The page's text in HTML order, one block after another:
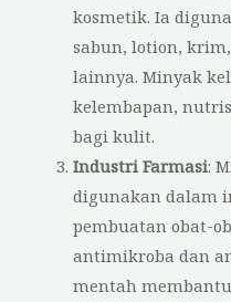
kosmetik. Ia
sabun, lotion,
lainnya. Minyak
kelembapan,
bagi kulit.
Industri Farmasi:
digunakan dalam
pembuatan obat-
antimikroba dan
mentah